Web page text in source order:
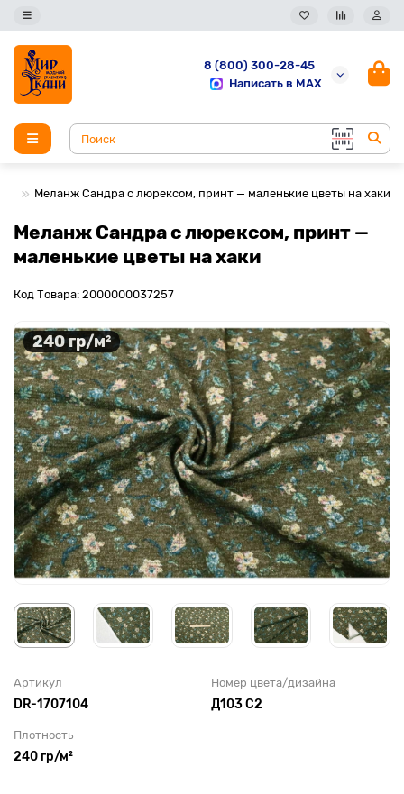
8 (800) 300-28-45
Написать в MAX
Меланж Сандра с люрексом, принт — маленькие цветы на хаки
Меланж Сандра с люрексом, принт —
маленькие цветы на хаки
Код Товара: 2000000037257
240 гр/м²
Артикул
DR-1707104
Номер цвета/дизайна
Д103 С2
Плотность
240 гр/м²